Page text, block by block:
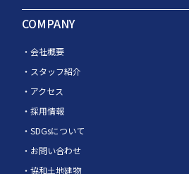
COMPANY
会社概要
スタッフ紹介
アクセス
採用情報
SDGsについて
お問い合わせ
協和土地建物